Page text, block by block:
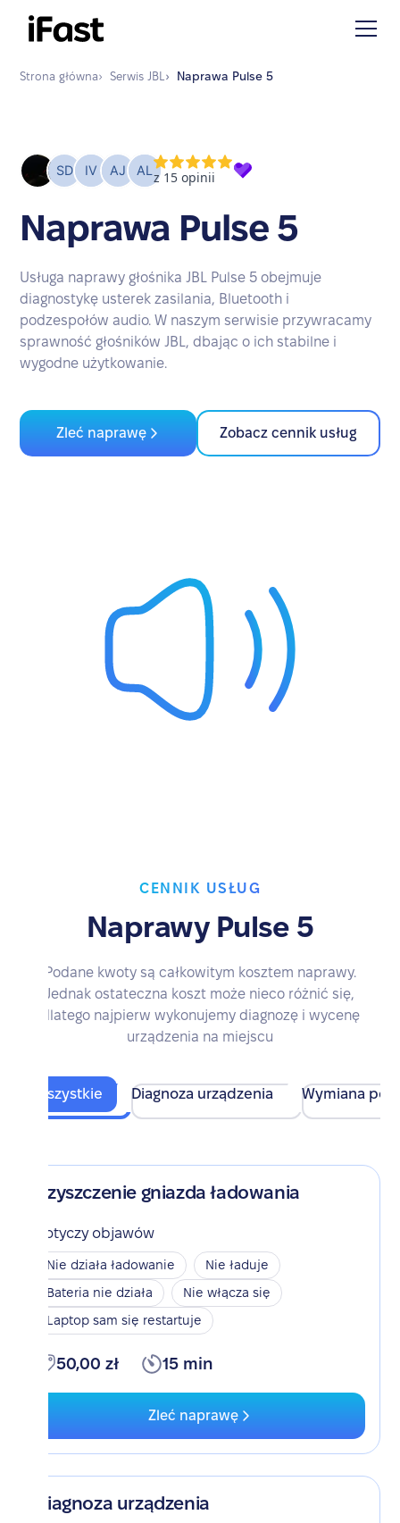
Strona główna› Serwis JBL › Naprawa Pulse 5
Naprawa Pulse 5
Usługa naprawy głośnika JBL Pulse 5 obejmuje
diagnostykę usterek zasilania, Bluetooth i
podzespołów audio. W naszym serwisie przywracamy
sprawność głośników JBL, dbając o ich stabilne i
wygodne użytkowanie.
Zleć naprawę Zobacz cennik usług
CENNIK USŁUG
Naprawy Pulse 5
Podane kwoty są całkowitym kosztem naprawy.
Jednak ostateczna koszt może nieco różnić się,
dlatego najpierw wykonujemy diagnozę i wycenę
urządzenia na miejscu
Wszystkie Diagnoza urządzenia Wymiana
Czyszczenie gniazda ładowania
Dotyczy objawów
Nie działa ładowanie
Nie ładuje
Bateria nie działa
Nie włącza się
Laptop sam się restartuje
50,00 zł 15 min
Zleć naprawę
Diagnoza urządzenia